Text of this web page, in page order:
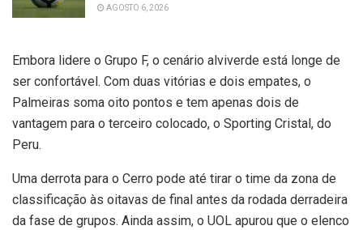
AGOSTO 6, 2026
Embora lidere o Grupo F, o cenário alviverde está longe de
ser confortável. Com duas vitórias e dois empates, o
Palmeiras soma oito pontos e tem apenas dois de
vantagem para o terceiro colocado, o Sporting Cristal, do
Peru.
Uma derrota para o Cerro pode até tirar o time da zona de
classificação às oitavas de final antes da rodada derradeira
da fase de grupos. Ainda assim, o UOL apurou que o elenco